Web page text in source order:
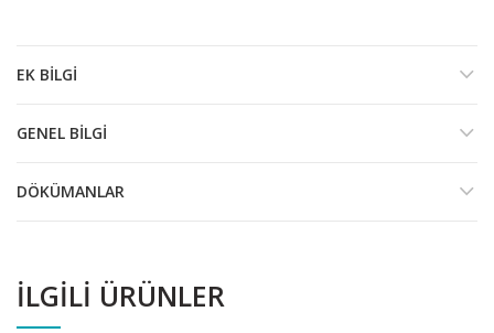
EK BILGI
GENEL BILGI
DÖKÜMANLAR
İLGILI ÜRÜNLER